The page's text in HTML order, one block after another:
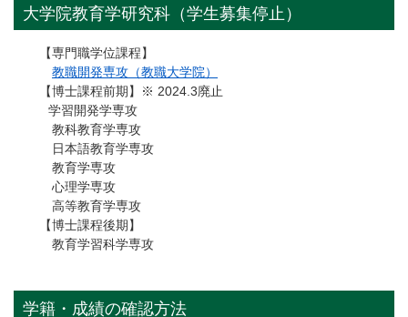
大学院教育学研究科（学生募集停止）
【専門職学位課程】
教職開発専攻（教職大学院）
【博士課程前期】※ 2024.3廃止
学習開発学専攻
教科教育学専攻
日本語教育学専攻
教育学専攻
心理学専攻
高等教育学専攻
【博士課程後期】
教育学習科学専攻
学籍・成績の確認方法